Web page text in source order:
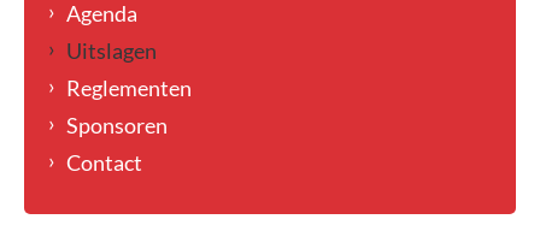
Agenda
Uitslagen
Reglementen
Sponsoren
Contact